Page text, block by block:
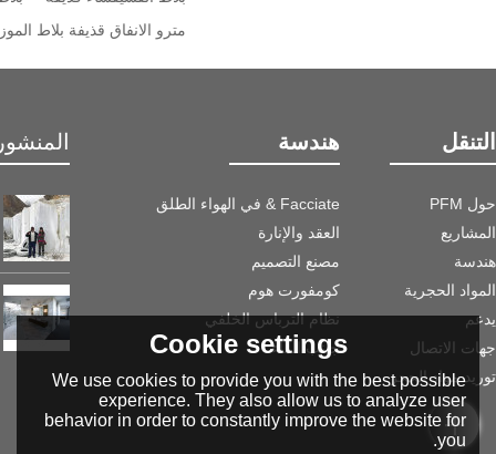
مترو الانفاق قذيفة بلاط
التنقل
حول PFM
المشاريع
هندسة
المواد الحجرية
يدعم
جهات الاتصال
توريد مواد الحجر
هندسة
Facciate & في الهواء الطلق
العقد والإنارة
مصنع التصميم
كومفورت هوم
نظام الترباس الخلفي
جانب الماء
Cookie settings
We use cookies to provide you with the best possible
experience. They also allow us to analyze user
behavior in order to constantly improve the website for
you.